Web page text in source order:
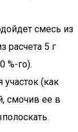
смесь из
расчета 5 г
%-го).
участок (как
смочив ее в